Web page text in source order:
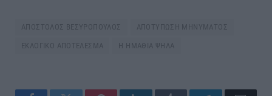
ΑΠΟΣΤΟΛΟΣ ΒΕΣΥΡΟΠΟΥΛΟΣ ΑΠΟΤΥΠΩΣΗ ΜΗΝΥΜΑΤΟΣ
ΕΚΛΟΓΙΚΟ ΑΠΟΤΕΛΕΣΜΑ Η ΗΜΑΘΙΑ ΨΗΛΑ